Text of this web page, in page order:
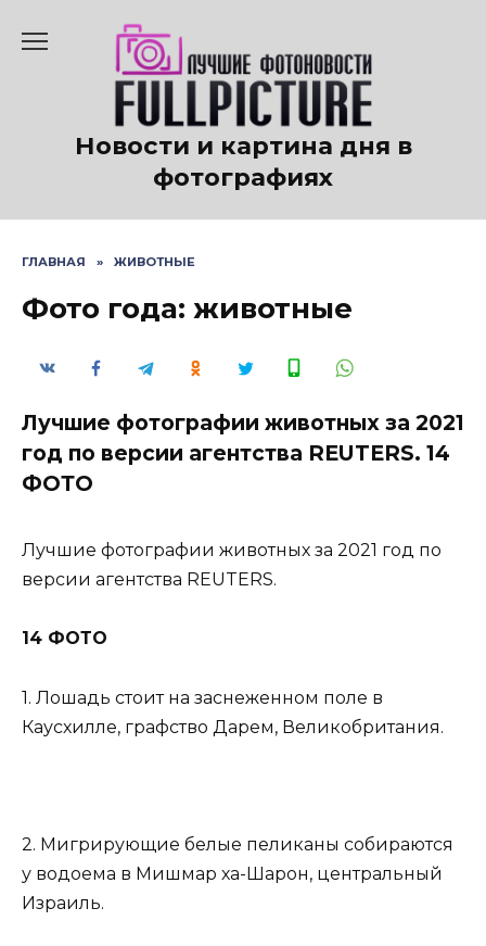
содержанию
Новости и картина дня в
фотографиях
ГЛАВНАЯ » ЖИВОТНЫЕ
Фото года: животные
Лучшие фотографии животных за 2021
год по версии агентства REUTERS. 14
ФОТО
Лучшие фотографии животных за 2021 год по
версии агентства REUTERS.
14 ФОТО
1. Лошадь стоит на заснеженном поле в
Каусхилле, графство Дарем, Великобритания.
2. Мигрирующие белые пеликаны собираются
у водоема в Мишмар ха-Шарон, центральный
Израиль.